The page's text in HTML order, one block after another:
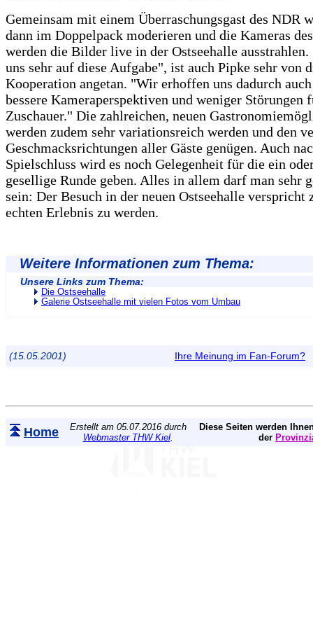
Gemeinsam mit einem Überraschungsgast des NDR
dann im Doppelpack moderieren und die Kameras
werden die Bilder live in der Ostseehalle
uns sehr auf diese Aufgabe", ist auch Pipke sehr von
Kooperation angetan. "Wir erhoffen uns dadurch
bessere Kameraperspektiven und weniger Störungen
Zuschauer." Die zahlreichen, neuen
werden zudem sehr variationsreich werden und den
Geschmacksrichtungen aller Gäste genügen. Auch
Spielschluss wird es noch Gelegenheit für die ein
gesellige Runde geben. Alles in allem darf man sehr
sein: Der Besuch in der neuen Ostseehalle verspricht
echten Erlebnis zu werden.
Weitere Informationen zum Thema:
Unsere Links zum Thema:
Die Ostseehalle
Galerie Ostseehalle mit vielen Fotos vom Umbau
(15.05.2001) Ihre Meinung im Fan-Forum?
Home
Erstellt am 05.07.2016 durch
Webmaster THW Kiel.
Diese Seiten werden
der